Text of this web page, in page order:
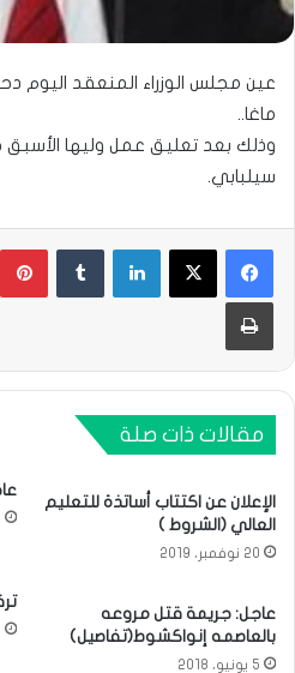
عين مجلس الوزراء المنعقد اليوم
ماغا..
وذلك بعد تعليق عمل وليها الأسبق
سيلبابي.
لينكدإن
طباعة
مقالات ذات صلة
الإعلان عن اكتتاب أساتذة للتعليم
العالي (الشروط )
20 نوفمبر، 2019
عاجل: جريمة قتل مروعه
بالعاصمه إنواكشوط(تفاصيل)
5 يونيو، 2018